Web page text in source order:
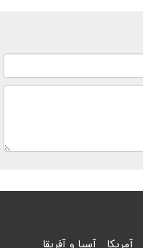
آمریکا آسیا و آفریقا